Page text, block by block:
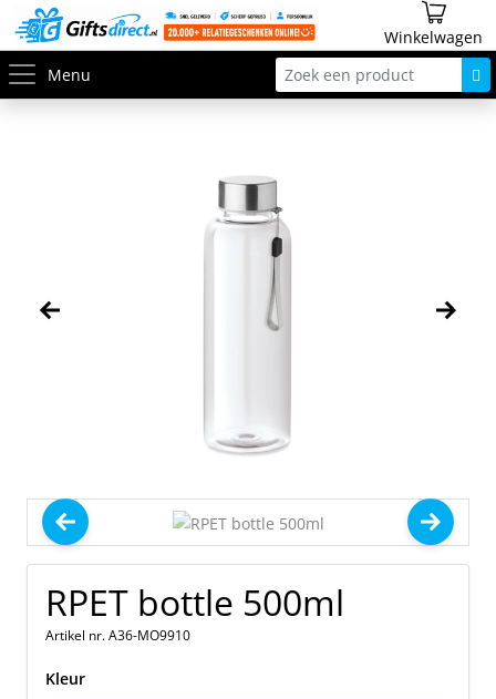
Winkelwagen
Menu
RPET bottle 500ml
Artikel nr. A36-MO9910
Kleur